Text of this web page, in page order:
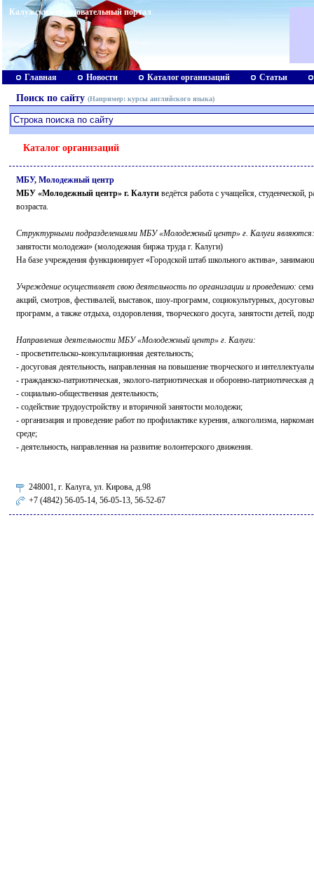
Калужский образовательный портал
Главная Новости Каталог организаций Статьи
Поиск по сайту (Например: курсы английского языка)
Каталог организаций
МБУ, Молодежный центр
МБУ «Молодежный центр» г. Калуги ведётся работа с учащейся,
возраста.
Структурными подразделениями МБУ «Молодежный центр» г. Калуги являются:
занятости молодежи» (молодежная биржа труда г. Калуги)
На базе учреждения функционирует «Городской штаб школьного актива»,
Учреждение осуществляет свою деятельность по организации и проведению:
акций, смотров, фестивалей, выставок, шоу-программ, социокультурных,
программ, а также отдыха, оздоровления, творческого досуга, занятости детей,
Направления деятельности МБУ «Молодежный центр» г. Калуги:
- просветительско-консультационная деятельность;
- досуговая деятельность, направленная на повышение творческого и
- гражданско-патриотическая, эколого-патриотическая и оборонно-патриотическая
- социально-общественная деятельность;
- содействие трудоустройству и вторичной занятости молодежи;
- организация и проведение работ по профилактике курения, алкоголизма,
среде;
- деятельность, направленная на развитие волонтерского движения.
248001, г. Калуга, ул. Кирова, д.98
+7 (4842) 56-05-14, 56-05-13, 56-52-67